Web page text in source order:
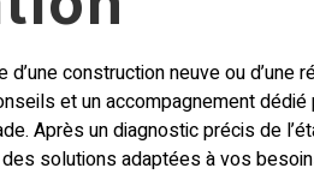
construction neuve ou d’une
et un accompagnement dédié
Après un diagnostic précis de
solutions adaptées à vos